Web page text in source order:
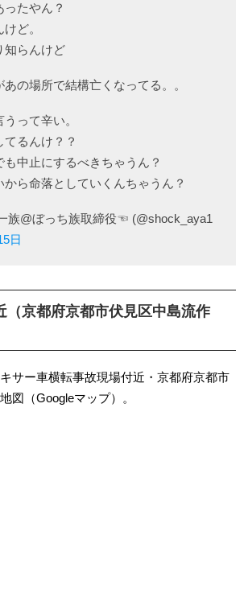
たやん？
ど。
知らんけど
の場所で結構亡くなってる。。
って辛い。
てるんけ？？
も中止にするべきちゃうん？
から命落としていくんちゃうん？
族@ぼっち族取締役☜ (@shock_aya1
日
（京都府京都市伏見区中島流作
サー車横転事故現場付近・京都府京都市
図（Googleマップ）。